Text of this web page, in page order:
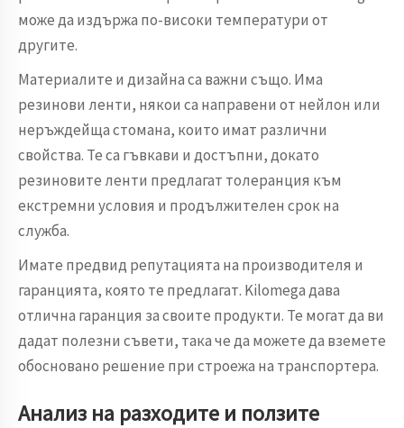
може да издържа по-високи температури от
другите.
Материалите и дизайна са важни също. Има
резинови ленти, някои са направени от нейлон или
неръждейща стомана, които имат различни
свойства. Те са гъвкави и достъпни, докато
резиновите ленти предлагат толеранция към
екстремни условия и продължителен срок на
служба.
Имате предвид репутацията на производителя и
гаранцията, която те предлагат. Kilomega дава
отлична гаранция за своите продукти. Те могат да ви
дадат полезни съвети, така че да можете да вземете
обосновано решение при строежа на транспортера.
Анализ на разходите и ползите